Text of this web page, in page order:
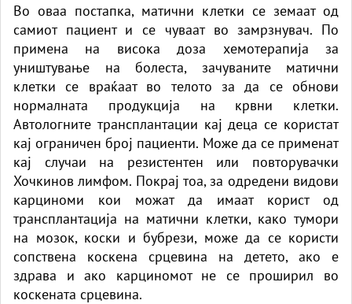
Во оваа постапка, матични клетки се земаат од
самиот пациент и се чуваат во замрзнувач. По
примена на висока доза хемотерапија за
уништување на болеста, зачуваните матични
клетки се враќаат во телото за да се обнови
нормалната продукција на крвни клетки.
Автологните трансплантации кај деца се користат
кај ограничен број пациенти. Може да се применат
кај случаи на резистентен или повторувачки
Хочкинов лимфом. Покрај тоа, за одредени видови
карциноми кои можат да имаат корист од
трансплантација на матични клетки, како тумори
на мозок, коски и бубрези, може да се користи
сопствена коскена срцевина на детето, ако е
здрава и ако карциномот не се проширил во
коскената срцевина.